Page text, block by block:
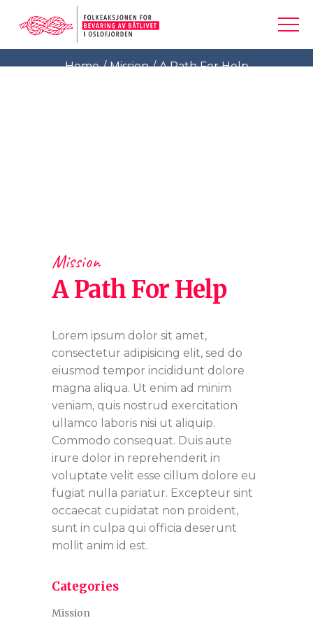
Portfolio
Home Mission A Path For Help
Mission
A Path For Help
Lorem ipsum dolor sit amet,
consectetur adipisicing elit, sed do
eiusmod tempor incididunt dolore
magna aliqua. Ut enim ad minim
veniam, quis nostrud exercitation
ullamco laboris nisi ut aliquip.
Commodo consequat. Duis aute
irure dolor in reprehenderit in
voluptate velit esse cillum dolore eu
fugiat nulla pariatur. Excepteur sint
occaecat cupidatat non proident,
sunt in culpa qui officia deserunt
mollit anim id est.
Categories
Mission